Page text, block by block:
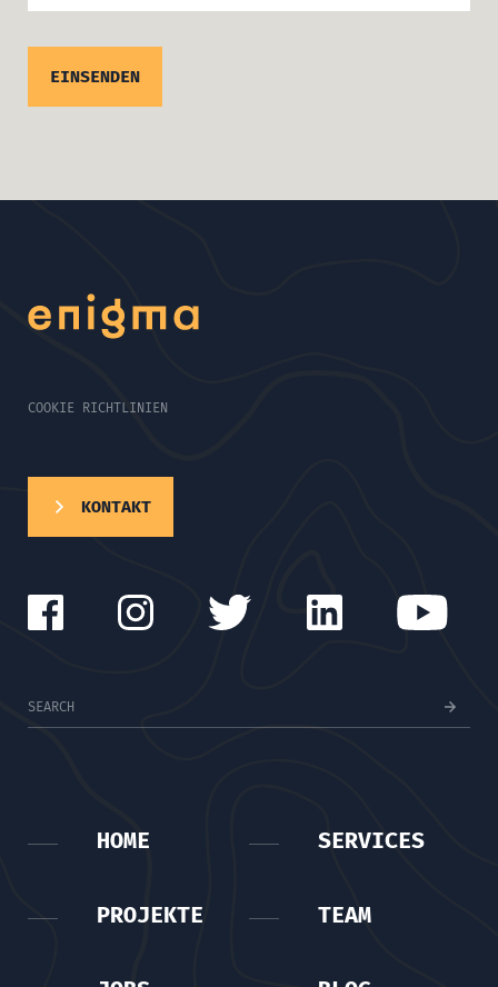
COOKIE RICHTLINIEN
KONTAKT
HOME SERVICES
PROJEKTE TEAM